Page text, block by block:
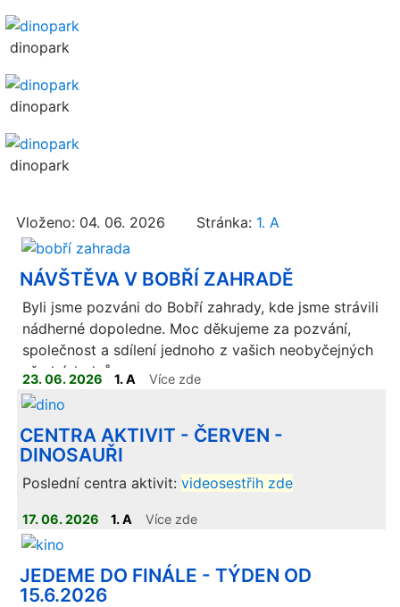
dinopark
dinopark
dinopark
Vloženo: 04. 06. 2026 Stránka: 1. A
NÁVŠTĚVA V BOBŘÍ ZAHRADĚ
Byli jsme pozváni do Bobří zahrady, kde jsme strávili
nádherné dopoledne. Moc děkujeme za pozvání,
společnost a sdílení jednoho z vašich neobyčejných
všedních dnů.
23. 06. 2026 1. A Více zde
CENTRA AKTIVIT - ČERVEN -
DINOSAUŘI
Poslední centra aktivit: videosestřih zde
17. 06. 2026 1. A Více zde
JEDEME DO FINÁLE - TÝDEN OD
15.6.2026